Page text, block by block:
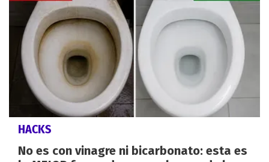
HACKS
No es con vinagre ni bicarbonato: esta es